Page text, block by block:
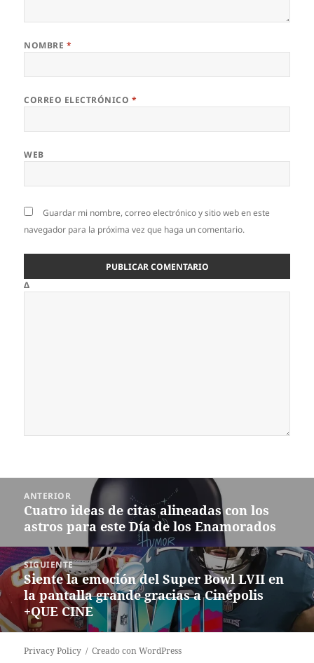
NOMBRE *
CORREO ELECTRÓNICO *
WEB
Guardar mi nombre, correo electrónico y sitio web en este
navegador para la próxima vez que haga un comentario.
Δ
entradas
ANTERIOR
Entrada
anterior:
Cuatro ideas de citas alineadas con los
astros para este Día de los Enamorados
SIGUIENTE
Siguiente
entrada:
Siente la emoción del Super Bowl LVII en
la pantalla grande gracias a Cinépolis
+QUE CINE
Privacy Policy Creado con WordPress